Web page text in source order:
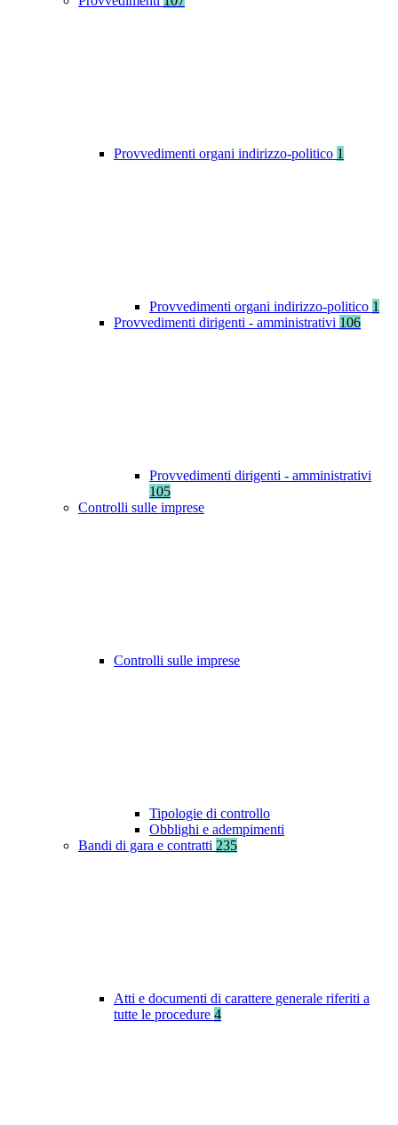
Provvedimenti organi indirizzo-politico 1
Provvedimenti organi indirizzo-politico 1
Provvedimenti dirigenti - amministrativi 106
Provvedimenti dirigenti - amministrativi
105
Controlli sulle imprese
Controlli sulle imprese
Tipologie di controllo
Obblighi e adempimenti
Bandi di gara e contratti 235
Atti e documenti di carattere generale riferiti a
tutte le procedure 4